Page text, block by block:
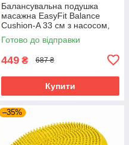
Балансувальна подушка
масажна EasyFit Balance
Cushion-A 33 см з насосом,
для реабілітації до 120 кг
Помаранчевий (EF-1840s-
Готово до відправки
449 ₴ 687 ₴
Купити
–35%